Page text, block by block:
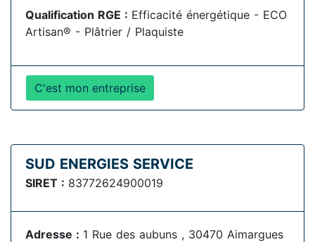
Qualification RGE : Efficacité énergétique - ECO
Artisan® - Plâtrier / Plaquiste
C'est mon entreprise
SUD ENERGIES SERVICE
SIRET : 83772624900019
Adresse : 1 Rue des aubuns , 30470 Aimargues